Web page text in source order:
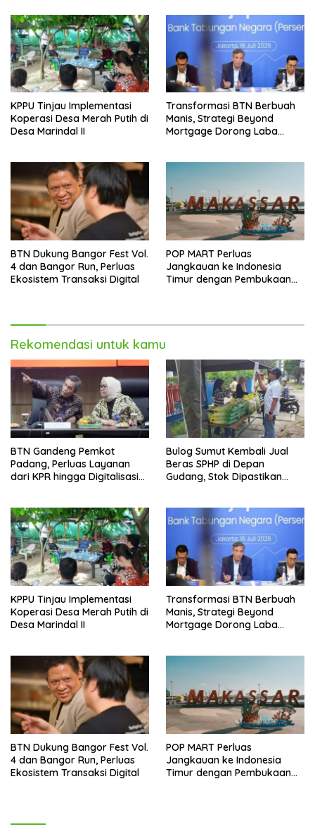
KPPU Tinjau Implementasi
Koperasi Desa Merah Putih di
Desa Marindal II
Transformasi BTN Berbuah
Manis, Strategi Beyond
Mortgage Dorong Laba
BTN Dukung Bangor Fest Vol.
4 dan Bangor Run, Perluas
Ekosistem Transaksi Digital
POP MART Perluas
Jangkauan ke Indonesia
Timur dengan Pembukaan
Rekomendasi untuk kamu
BTN Gandeng Pemkot
Padang, Perluas Layanan
dari KPR hingga Digitalisasi
Bulog Sumut Kembali Jual
Beras SPHP di Depan
Gudang, Stok Dipastikan
KPPU Tinjau Implementasi
Koperasi Desa Merah Putih di
Desa Marindal II
Transformasi BTN Berbuah
Manis, Strategi Beyond
Mortgage Dorong Laba
BTN Dukung Bangor Fest Vol.
4 dan Bangor Run, Perluas
Ekosistem Transaksi Digital
POP MART Perluas
Jangkauan ke Indonesia
Timur dengan Pembukaan